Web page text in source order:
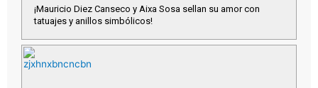
¡Mauricio Diez Canseco y Aixa Sosa sellan su amor con
tatuajes y anillos simbólicos!